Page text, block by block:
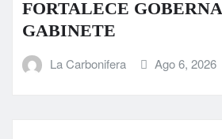
FORTALECE
GABINETE
La Carbonifera Ago 6, 2026